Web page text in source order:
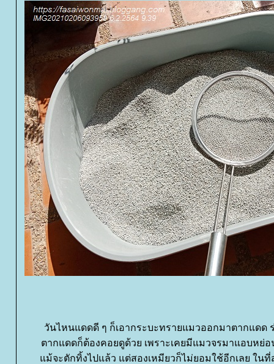
วันไหนแดดดี ๆ ก็เอากระบะทรายแมวออกมาตากแดด
ตากแดดก็ต้องคอยดูด้วย เพราะเคยมีแมวจรมาแอบหย่อ
ม้จะตักทิ้งไปแล้ว แต่สองเหมียวก็ไม่ยอมใช้อีกเลย ใน